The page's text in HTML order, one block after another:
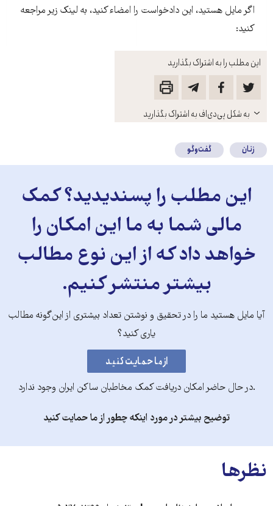
این مطلب را به اشتراک بگذارید
باز
کنید
به شکل پی‌دی‌اف به اشتراک بگذارید
اگر مایل هستید، این دادخواست را امضاء کنید، به لینک زیر مراجعه
کنید:
زنان گفت‌وگو
این مطلب را پسندیدید؟ کمک
مالی شما به ما این امکان را
خواهد داد که از این نوع مطالب
بیشتر منتشر کنیم.
آیا مایل هستید ما را در تحقیق و نوشتن تعداد بیشتری از این‌گونه مطالب
یاری کنید؟
.در حال حاضر امکان دریافت کمک مخاطبان ساکن ایران وجود ندارد
توضیح بیشتر در مورد اینکه چطور از ما حمایت کنید
نظرها